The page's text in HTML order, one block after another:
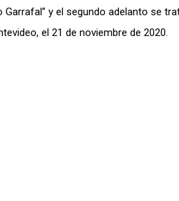
y el segundo adelanto se
el 21 de noviembre de 2020.